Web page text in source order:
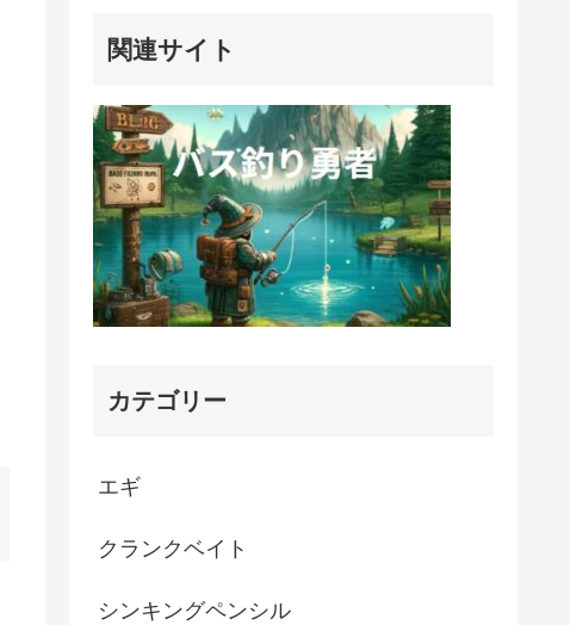
関連サイト
カテゴリー
エギ
クランクベイト
シンキングペンシル